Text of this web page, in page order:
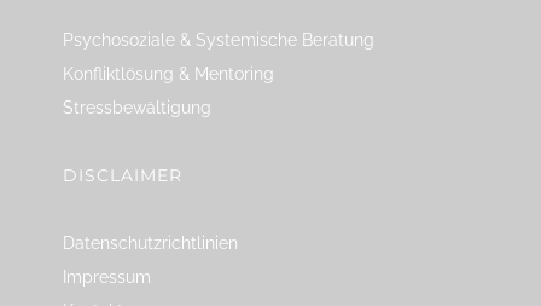
Psychosoziale & Systemische Beratung
Konfliktlösung & Mentoring
Stressbewältigung
DISCLAIMER
Datenschutzrichtlinien
Impressum